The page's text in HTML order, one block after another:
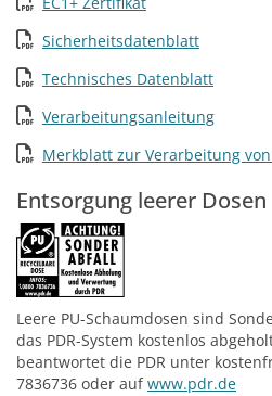
Sicherheitsdatenblatt
Technisches Datenblatt
Verarbeitungsanleitung
Merkblatt zur Verarbeitung von
Entsorgung leerer Dosen
Leere PU-Schaumdosen sind
das PDR-System kostenlos
beantwortet die PDR unter
7836736 oder aufwww.pdr.de